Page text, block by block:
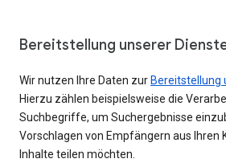
Bereitstellung unserer
Wir nutzen Ihre Daten zur Bereitstellung
Hierzu zählen beispielsweise die
Suchbegriffe, um Suchergebnisse
Vorschlagen von Empfängern aus Ihren
Inhalte teilen möchten.